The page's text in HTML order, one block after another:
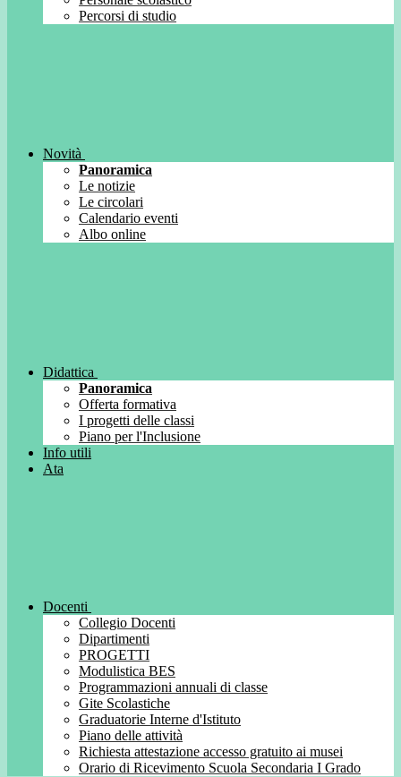
Percorsi di studio
Novità
Panoramica
Le notizie
Le circolari
Calendario eventi
Albo online
Didattica
Panoramica
Offerta formativa
I progetti delle classi
Piano per l'Inclusione
Info utili
Ata
Docenti
Collegio Docenti
Dipartimenti
PROGETTI
Modulistica BES
Programmazioni annuali di classe
Gite Scolastiche
Graduatorie Interne d'Istituto
Piano delle attività
Richiesta attestazione accesso gratuito ai musei
Orario di Ricevimento Scuola Secondaria I Grado